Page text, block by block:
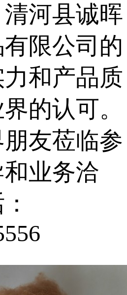
河县诚晖
限公司的
和产品质
的认可。
友莅临参
业务洽